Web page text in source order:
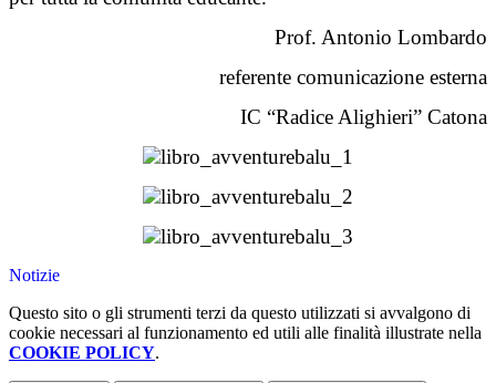
Prof. Antonio Lombardo
referente comunicazione esterna
IC “Radice Alighieri” Catona
Notizie
Questo sito o gli strumenti terzi da questo utilizzati si avvalgono di
cookie necessari al funzionamento ed utili alle finalità illustrate nella
COOKIE POLICY.